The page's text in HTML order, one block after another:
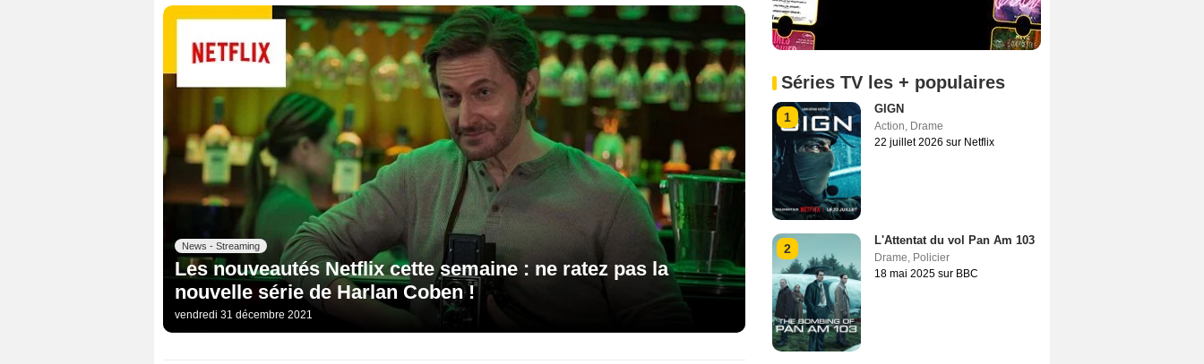
News - Streaming
Les nouveautés Netflix cette semaine : ne ratez pas la
nouvelle série de Harlan Coben !
vendredi 31 décembre 2021
Séries TV les + populaires
1
GIGN
Action, Drame
22 juillet 2026 sur Netflix
2
L'Attentat du vol Pan Am 103
Drame, Policier
18 mai 2025 sur BBC